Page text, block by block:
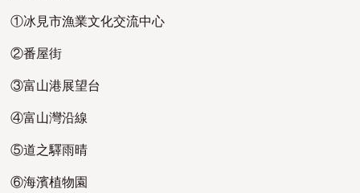
①冰見市漁業文化交流中心
②番屋街
③富山港展望台
④富山灣沿線
⑤道之驛雨晴
⑥海濱植物園